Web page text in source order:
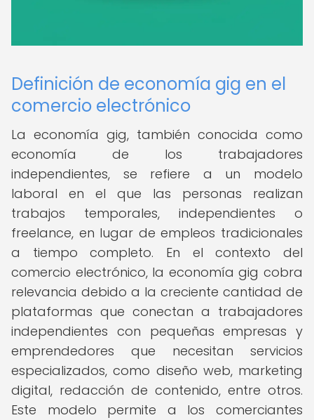
Definición de economía gig en el
comercio electrónico
La economía gig, también conocida como
economía de los trabajadores
independientes, se refiere a un modelo
laboral en el que las personas realizan
trabajos temporales, independientes o
freelance, en lugar de empleos tradicionales
a tiempo completo. En el contexto del
comercio electrónico, la economía gig cobra
relevancia debido a la creciente cantidad de
plataformas que conectan a trabajadores
independientes con pequeñas empresas y
emprendedores que necesitan servicios
especializados, como diseño web, marketing
digital, redacción de contenido, entre otros.
Este modelo permite a los comerciantes